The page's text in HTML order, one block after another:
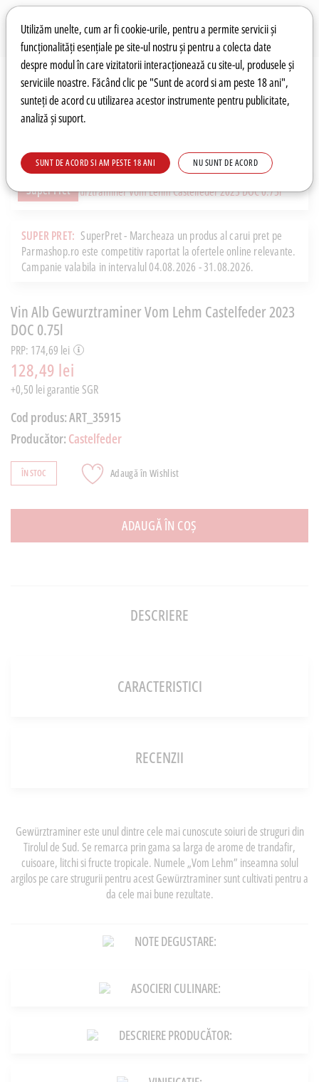
Preferințe pentru cookie-uri
Utilizăm unelte, cum ar fi cookie-urile, pentru a permite servicii și
funcționalități esențiale pe site-ul nostru și pentru a colecta date
despre modul în care vizitatorii interacționează cu site-ul, produsele și
serviciile noastre. Făcând clic pe "Sunt de acord si am peste 18 ani",
sunteți de acord cu utilizarea acestor instrumente pentru publicitate,
analiză și suport.
SUNT DE ACORD SI AM PESTE 18 ANI NU SUNT DE ACORD
Wishlist Autentificare
Super Pret
SUPER PRET: SuperPret - Marcheaza un produs al carui pret pe
Parmashop.ro este competitiv raportat la ofertele online relevante.
Campanie valabila in intervalul 04.08.2026 - 31.08.2026.
Vin Alb Gewurztraminer Vom Lehm Castelfeder 2023
DOC 0.75l
PRP: 174,69 lei
128,49 lei
+0,50 lei garantie SGR
Cod produs:ART_35915
Producător: Castelfeder
ÎN STOC Adaugă în Wishlist
ADAUGĂ ÎN COȘ
DESCRIERE
CARACTERISTICI
RECENZII
Gewürztraminer este unul dintre cele mai cunoscute soiuri de struguri din
Tirolul de Sud. Se remarca prin gama sa larga de arome de trandafir,
cuisoare, litchi si fructe tropicale. Numele „Vom Lehm” inseamna solul
argilos pe care strugurii pentru acest Gewürztraminer sunt cultivati pentru a
da cele mai bune rezultate.
NOTE DEGUSTARE:
ASOCIERI CULINARE:
DESCRIERE PRODUCĂTOR: